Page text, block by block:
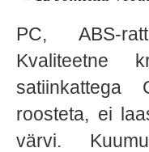
PC, ABS-
Kvaliteetne
satiinkattega
roosteta, ei
värvi.